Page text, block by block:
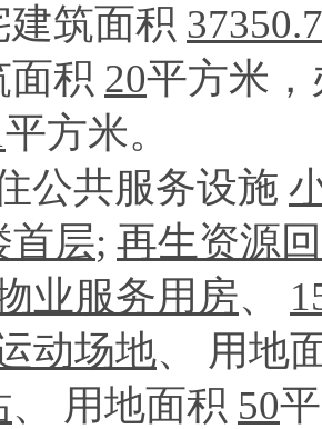
筑面积
面积 20平方米
平方米。
公共服务设施
首层; 再生资源
业服务用房、
动场地、 用地
、 用地面积 50